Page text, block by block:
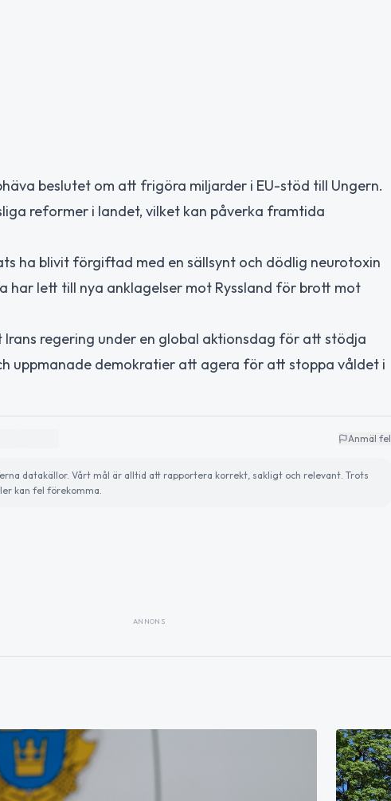
beslutet om att frigöra miljarder i EU-stöd till Ungern.
reformer i landet, vilket kan påverka framtida
ha blivit förgiftad med en sällsynt och dödlig neurotoxin
har lett till nya anklagelser mot Ryssland för brott mot
regering under en global aktionsdag för att stödja
uppmanade demokratier att agera för att stoppa våldet i
Anmäl fel
datakällor. Vårt mål är alltid att rapportera korrekt, sakligt och relevant. Trots
kan fel förekomma.
ANNONS